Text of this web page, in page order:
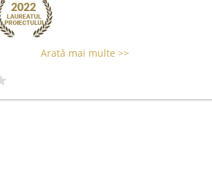
Arată mai multe >>